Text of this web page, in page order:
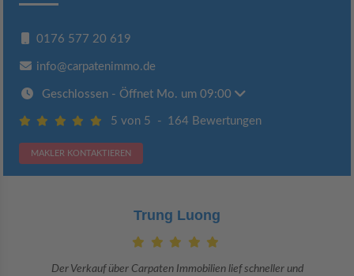
0176 577 20 619
info@carpatenimmo.de
Geschlossen - Öffnet Mo. um 09:00
5 von 5 - 164 Bewertungen
MAKLER KONTAKTIEREN
Claudia Bergrath
Danke an Carpaten Immobilien und besonders an Frau Adriana Sarca.